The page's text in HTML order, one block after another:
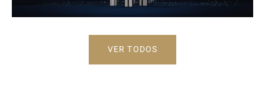
VER TODOS